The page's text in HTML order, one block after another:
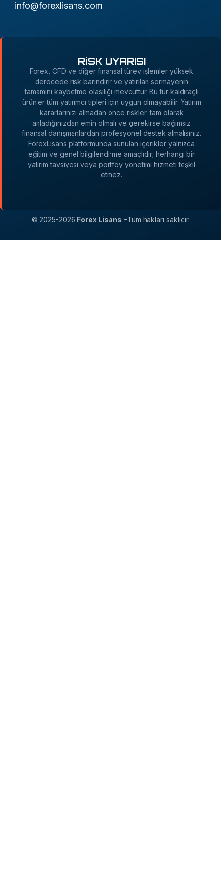
info@forexlisans.com
RİSK UYARISI
Forex, CFD ve diğer finansal türev işlemler yüksek
derecede risk barındırır ve yatırılan sermayenin
tamamını kaybetme olasılığı mevcuttur. Bu tür kaldıraçlı
ürünler tüm yatırımcı tipleri için uygun olmayabilir. Yatırım
kararlarınızı almadan önce riskleri tam olarak
anladığınızdan emin olmalı ve gerekirse bağımsız
finansal danışmanlardan profesyonel destek almalısınız.
ForexLisans platformunda sunulan içerikler yalnızca
eğitim ve genel bilgilendirme amaçlıdır; herhangi bir
yatırım tavsiyesi veya portföy yönetimi hizmeti teşkil
etmez.
© 2025-2026 Forex Lisans –Tüm hakları saklıdır.